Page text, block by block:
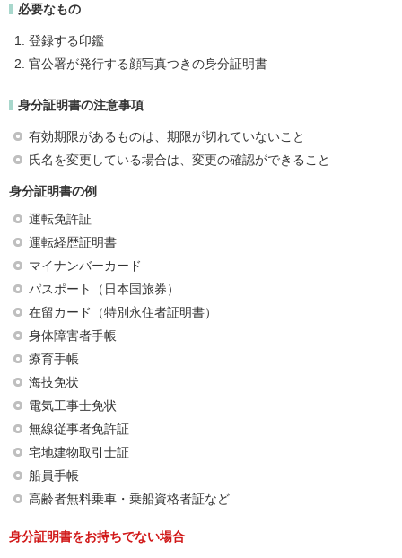
必要なもの
登録する印鑑
官公署が発行する顔写真つきの身分証明書
身分証明書の注意事項
有効期限があるものは、期限が切れていないこと
氏名を変更している場合は、変更の確認ができること
身分証明書の例
運転免許証
運転経歴証明書
マイナンバーカード
パスポート（日本国旅券）
在留カード（特別永住者証明書）
身体障害者手帳
療育手帳
海技免状
電気工事士免状
無線従事者免許証
宅地建物取引士証
船員手帳
高齢者無料乗車・乗船資格者証など
身分証明書をお持ちでない場合